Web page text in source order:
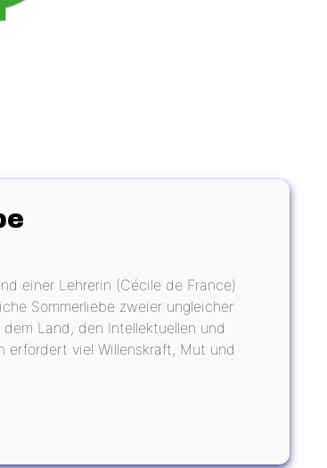
einer Lehrerin (Cécile de France)
Sommerliebe zweier ungleicher
Land, den Intellektuellen und
erfordert viel Willenskraft, Mut und